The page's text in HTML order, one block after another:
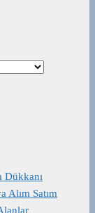
Dükkanı
Alım Satım